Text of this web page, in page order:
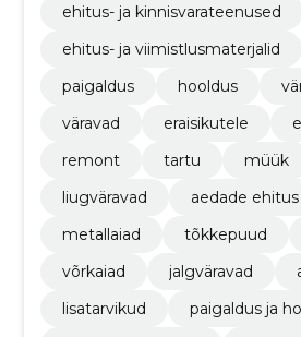
ehitus- ja kinnisvarateenused
ehitus- ja viimistlusmaterjalid
paigaldus
hooldus
väravad
eraisikutele
remont
tartu müük
liugväravad
aedade ehitus
metallaiad
tõkkepuud
võrkaiad
jalgväravad
lisatarvikud
paigaldus ja